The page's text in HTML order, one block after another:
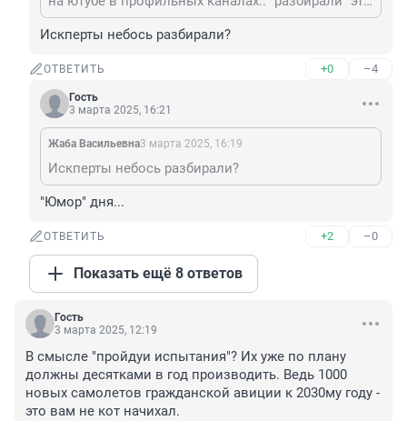
Искперты небось разбирали?
ОТВЕТИТЬ +0 –4
Гость
3 марта 2025, 16:21
Жаба Васильевна3 марта 2025, 16:19
Искперты небось разбирали?
"Юмор" дня...
ОТВЕТИТЬ +2 –0
Показать ещё 8 ответов
Гость
3 марта 2025, 12:19
В смысле "пройдуи испытания"? Их уже по плану
должны десятками в год производить. Ведь 1000
новых самолетов гражданской авиции к 2030му году -
это вам не кот начихал.